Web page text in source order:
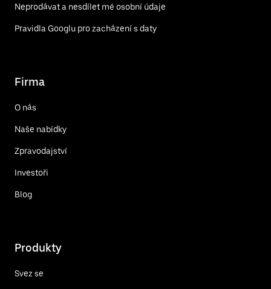
Neprodávat a nesdílet mé osobní údaje
Pravidla Googlu pro zacházení s daty
Firma
O nás
Naše nabídky
Zpravodajství
Investoři
Blog
Produkty
Svez se